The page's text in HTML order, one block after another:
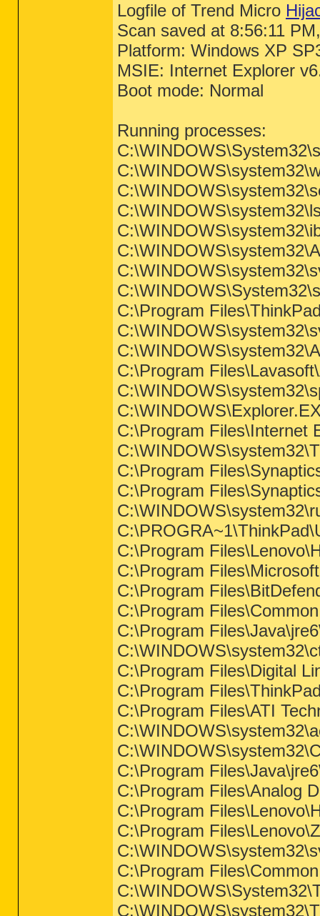
Logfile of Trend Micro
Scan saved at 8:56:11
Platform: Windows XP
MSIE: Internet Explorer
Boot mode: Normal
Running processes:
C:\Program
C:\Program
C:\Program Files\Internet
C:\Program
C:\Program
C:\Program
C:\Program
C:\Program
C:\Program
C:\Program
C:\Program Files\Digital
C:\Program
C:\Program Files\ATI
C:\Program
C:\Program Files\Analog
C:\Program
C:\Program
C:\Program